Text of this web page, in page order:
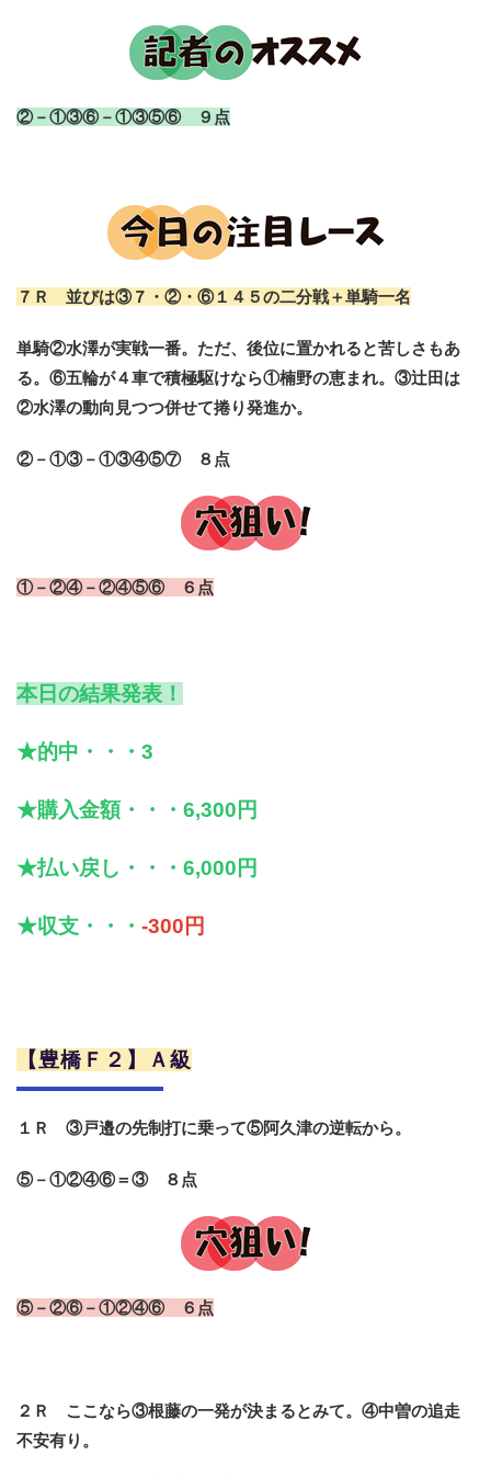
②－①③⑥－①③⑤⑥ ９点
７Ｒ 並びは③７・②・⑥１４５の二分戦＋単騎一名
単騎②水澤が実戦一番。ただ、後位に置かれると苦しさもあ
る。⑥五輪が４車で積極駆けなら①楠野の恵まれ。③辻田は
②水澤の動向見つつ併せて捲り発進か。
②－①③－①③④⑤⑦ ８点
①－②④－②④⑤⑥ ６点
本日の結果発表！
★的中・・・3
★購入金額・・・6,300 円
★払い戻し・・・6,000円
★収支・・・ -300円
【豊橋Ｆ２】Ａ級
１Ｒ ③戸邉の先制打に乗って⑤阿久津の逆転から。
⑤－①②④⑥＝③ ８点
⑤－②⑥－①②④⑥ ６点
２Ｒ ここなら③根藤の一発が決まるとみて。④中曽の追走
不安有り。